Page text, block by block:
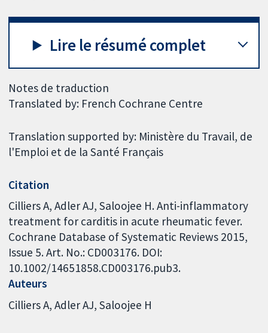
Lire le résumé complet
Notes de traduction
Translated by: French Cochrane Centre
Translation supported by: Ministère du Travail, de
l'Emploi et de la Santé Français
Citation
Cilliers A, Adler AJ, Saloojee H. Anti-inflammatory
treatment for carditis in acute rheumatic fever.
Cochrane Database of Systematic Reviews 2015,
Issue 5. Art. No.: CD003176. DOI:
10.1002/14651858.CD003176.pub3.
Auteurs
Cilliers A Adler AJ Saloojee H